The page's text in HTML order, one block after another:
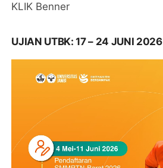
KLIK Benner
UJIAN UTBK: 17 – 24 JUNI 2026